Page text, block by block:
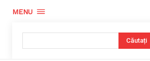
MENU
Căutați